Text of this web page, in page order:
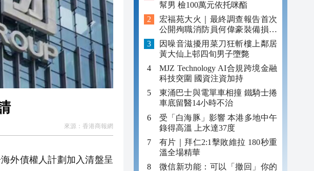
請
來源： 香港商報網
外債權人計劃加入清盤呈
幫男 檢100萬元依托咪酯
宏福苑大火｜最終調查報告首次
公開殉職消防員何偉豪裝備損毀
照片
因噪音滋擾用菜刀狂斬樓上鄰居
黃大仙上邨四旬男子墮斃
MJZ Technology AI合規跨境金融
科技突圍 國資注資加持
東涌巴士與電單車相撞 鐵騎士捲
車底留醫14小時不治
受「白海豚」影響 本港多地中午
錄得高溫 上水達37度
有片｜拜仁2:1擊敗維拉 180秒重
溫全場精華
微信新功能：可以「撤回」你的